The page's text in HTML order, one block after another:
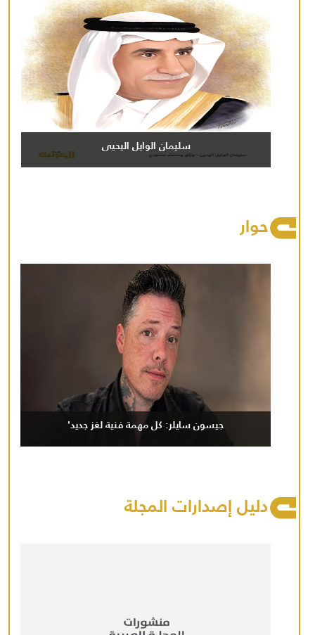
سليمان الوايل اليحيى
حوار
جيسون سايلر: كل مهمة فنية لغز جديد'
دليل إصدارات المجلة